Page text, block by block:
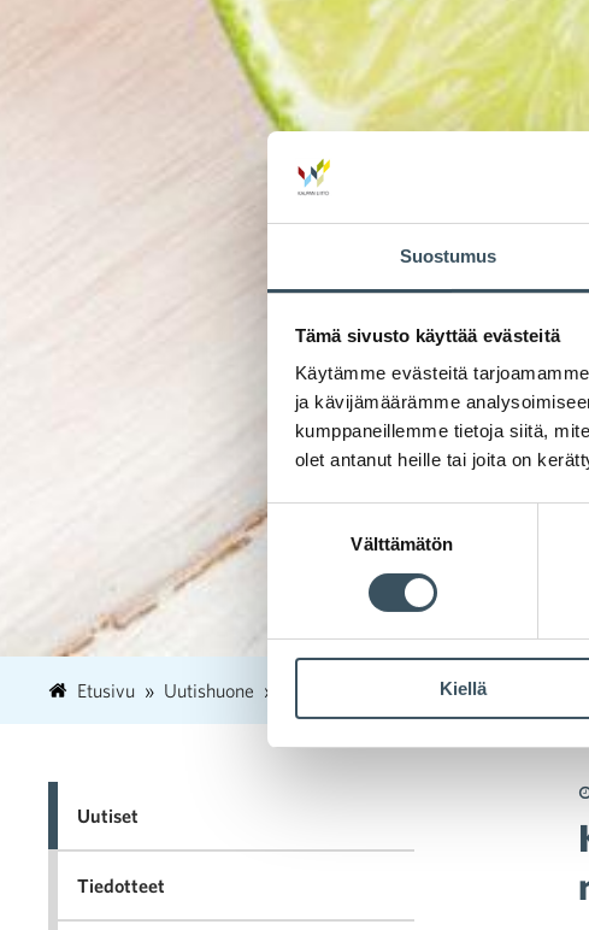
Suostumus
Tämä sivusto käyttää evästeitä
Käytämme evästeitä
ja kävijämäärämme
kumppaneillemme tietoja siitä,
olet antanut heille tai joita on
Suostumuksen
Välttämätön
Kiellä
Etusivu Uutishuone 19
Uutiset
Tiedotteet